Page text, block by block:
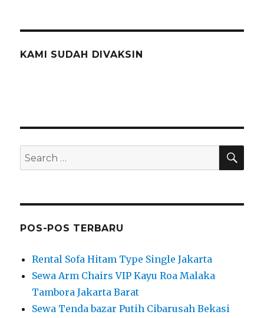
KAMI SUDAH DIVAKSIN
Search
for:
POS-POS TERBARU
Rental Sofa Hitam Type Single Jakarta
Sewa Arm Chairs VIP Kayu Roa Malaka
Tambora Jakarta Barat
Sewa Tenda bazar Putih Cibarusah Bekasi